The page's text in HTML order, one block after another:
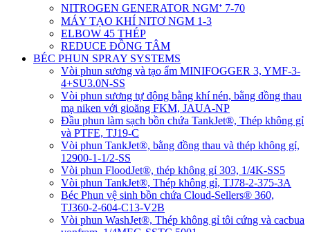
NITROGEN GENERATOR NGM⁺ 7-70
MÁY TẠO KHÍ NITƠ NGM 1-3
ELBOW 45 THÉP
REDUCE ĐỒNG TÂM
BÉC PHUN SPRAY SYSTEMS
Vòi phun sương và tạo ẩm MINIFOGGER 3, YMF-3-
4+SU3.0N-SS
Vòi phun sương tự động bằng khí nén, bằng đồng thau
mạ niken với gioăng FKM, JAUA-NP
Đầu phun làm sạch bồn chứa TankJet®, Thép không gỉ
và PTFE, TJ19-C
Vòi phun TankJet®, bằng đồng thau và thép không gỉ,
12900-1-1/2-SS
Vòi phun FloodJet®, thép không gỉ 303, 1/4K-SS5
Vòi phun TankJet®, Thép không gỉ, TJ78-2-375-3A
Béc Phun vệ sinh bồn chứa Cloud-Sellers® 360,
TJ360-2-604-C13-V2B
Vòi phun WashJet®, Thép không gỉ tôi cứng và cacbua